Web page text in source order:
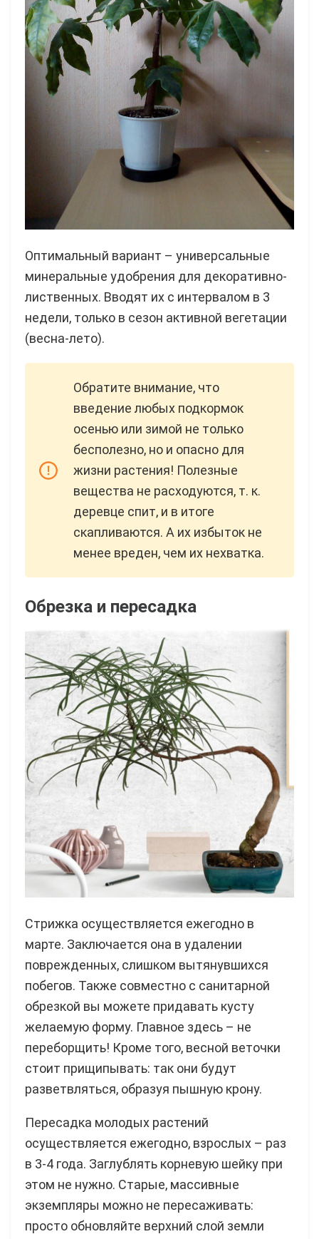
Оптимальный вариант – универсальные
минеральные удобрения для декоративно-
лиственных. Вводят их с интервалом в 3
недели, только в сезон активной вегетации
(весна-лето).
Обратите внимание, что
введение любых подкормок
осенью или зимой не только
бесполезно, но и опасно для
жизни растения! Полезные
вещества не расходуются, т. к.
деревце спит, и в итоге
скапливаются. А их избыток не
менее вреден, чем их нехватка.
Обрезка и пересадка
Стрижка осуществляется ежегодно в
марте. Заключается она в удалении
поврежденных, слишком вытянувшихся
побегов. Также совместно с санитарной
обрезкой вы можете придавать кусту
желаемую форму. Главное здесь – не
переборщить! Кроме того, весной веточки
стоит прищипывать: так они будут
разветвляться, образуя пышную крону.
Пересадка молодых растений
осуществляется ежегодно, взрослых – раз
в 3-4 года. Заглублять корневую шейку при
этом не нужно. Старые, массивные
экземпляры можно не пересаживать:
просто обновляйте верхний слой земли